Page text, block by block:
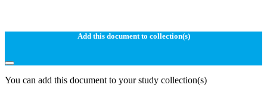
Add this document to collection(s)
You can add this document to your study collection(s)